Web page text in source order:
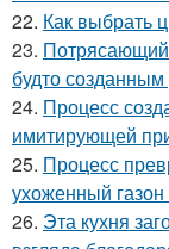
22. Как выбрать
23.
будто
24. Процесс
имитирующей
25. Процесс
ухоженный
26. Эта кухня